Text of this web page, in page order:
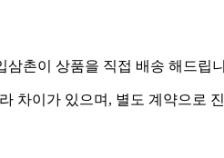
촌이 상품을 직접 배송 해드립
차이가 있으며, 별도 계약으로